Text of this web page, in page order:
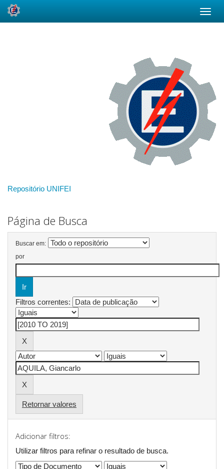
Repositório UNIFEI
Página de Busca
Buscar em:
por
Filtros correntes:
Retornar valores
Adicionar filtros:
Utilizar filtros para refinar o resultado de busca.